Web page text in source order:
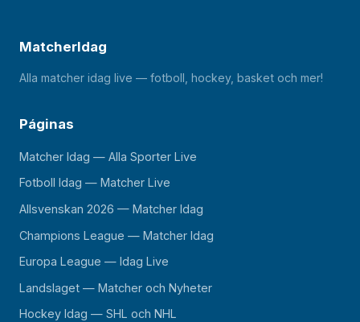
MatcherIdag
Alla matcher idag live — fotboll, hockey, basket och mer!
Páginas
Matcher Idag — Alla Sporter Live
Fotboll Idag — Matcher Live
Allsvenskan 2026 — Matcher Idag
Champions League — Matcher Idag
Europa League — Idag Live
Landslaget — Matcher och Nyheter
Hockey Idag — SHL och NHL